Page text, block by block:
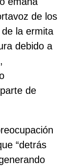
de los
la ermita
debido a
de
“detrás